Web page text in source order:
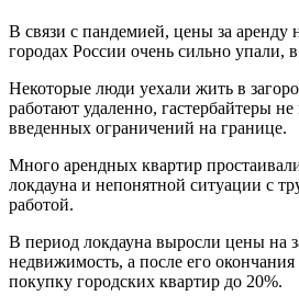
В связи с пандемией, цены за аренду
городах России очень сильно упали,
Некоторые люди уехали жить в
работают удаленно, гастербайтеры
введенных ограничений на границе.
Много арендных квартир
локдауна и непонятной ситуации с
работой.
В период локдауна выросли цены на
недвижимость, а после его
покупку городских квартир до 20%.